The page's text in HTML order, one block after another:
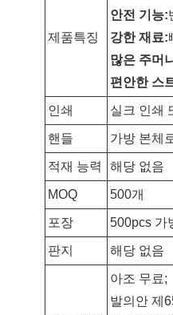
제품특징
안전 기능:
강한 재료:
많은 주머
편안한 스
인쇄 실크 인쇄
핸들 가방 본체
적재 능력 해당 없음
MOQ 500개
포장 500pcs 가
판지 해당 없음
아조 무료;
발의안 제